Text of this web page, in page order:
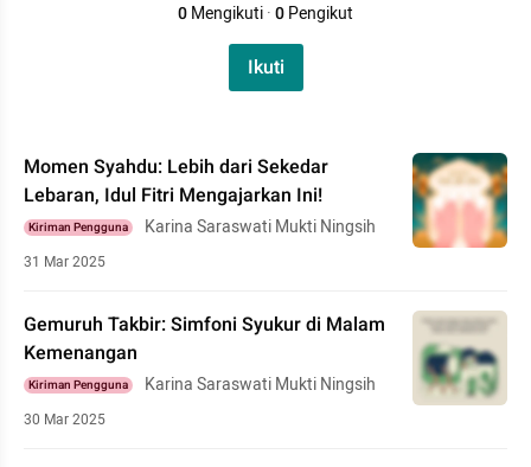
0Mengikuti·0Pengikut
Ikuti
Momen Syahdu: Lebih dari Sekedar
Lebaran, Idul Fitri Mengajarkan Ini!
Kiriman Pengguna Karina Saraswati Mukti Ningsih
31 Mar 2025
Gemuruh Takbir: Simfoni Syukur di Malam
Kemenangan
Kiriman Pengguna Karina Saraswati Mukti Ningsih
30 Mar 2025